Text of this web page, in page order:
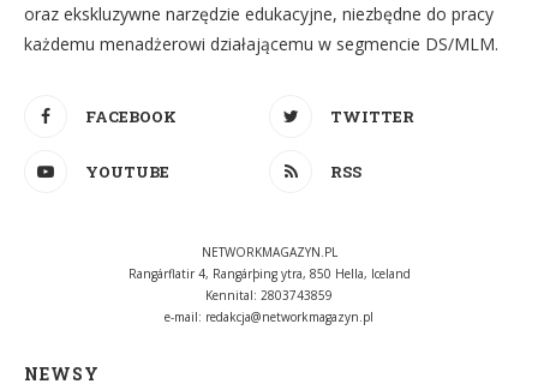
oraz ekskluzywne narzędzie edukacyjne, niezbędne do pracy
każdemu menadżerowi działającemu w segmencie DS/MLM.
FACEBOOK TWITTER
YOUTUBE RSS
NETWORKMAGAZYN.PL
Rangárflatir 4, Rangárþing ytra, 850 Hella, Iceland
Kennital: 2803743859
e-mail: redakcja@networkmagazyn.pl
NEWSY